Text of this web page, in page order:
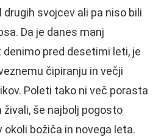
svojcev ali pa niso bili
Da je danes manj
pred desetimi leti, je
čipiranju in večji
Poleti tako ni več porasta
še najbolj pogosto
okoli božiča in novega leta.